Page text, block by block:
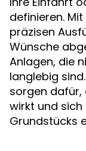
definieren.
präzisen
Wünsche
Anlagen, die
langlebig sind.
sorgen dafür,
wirkt und
Grundstücks